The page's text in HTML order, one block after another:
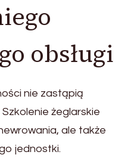
obsługi
nie zastąpią
żeglarskie
ale także
jednostki.